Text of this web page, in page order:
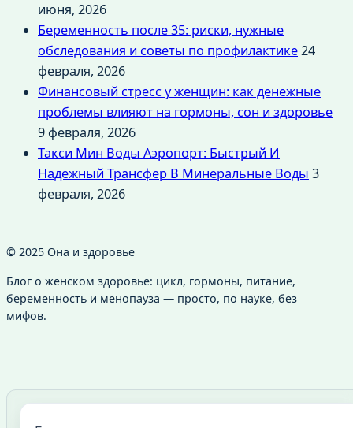
июня, 2026
Беременность после 35: риски, нужные
обследования и советы по профилактике24
февраля, 2026
Финансовый стресс у женщин: как денежные
проблемы влияют на гормоны, сон и здоровье
9 февраля, 2026
Такси Мин Воды Аэропорт: Быстрый И
Надежный Трансфер В Минеральные Воды 3
февраля, 2026
© 2025 Она и здоровье
Блог о женском здоровье: цикл, гормоны, питание,
беременность и менопауза — просто, по науке, без
мифов.